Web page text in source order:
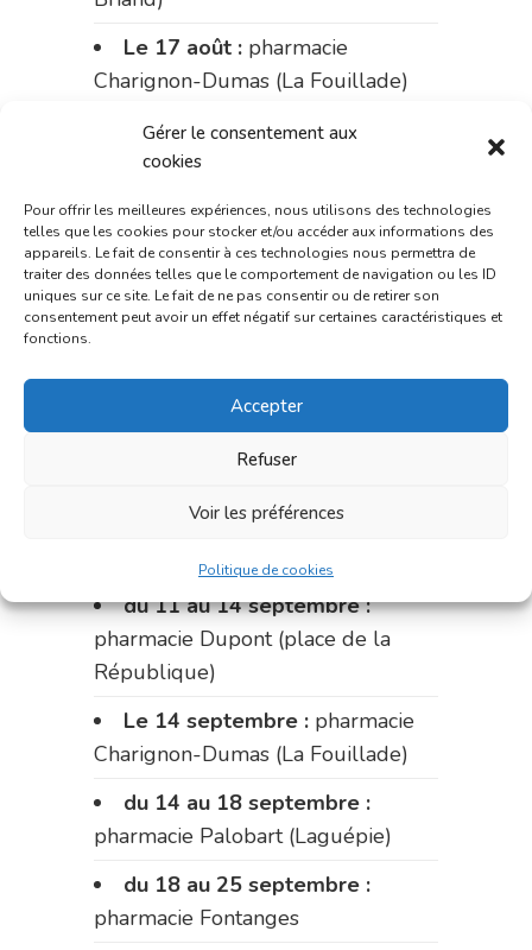
Gérer le consentement aux
cookies
Pour offrir les meilleures expériences, nous utilisons des technologies
telles que les cookies pour stocker et/ou accéder aux informations des
appareils. Le fait de consentir à ces technologies nous permettra de
traiter des données telles que le comportement de navigation ou les ID
uniques sur ce site. Le fait de ne pas consentir ou de retirer son
consentement peut avoir un effet négatif sur certaines caractéristiques et
fonctions.
Accepter
Refuser
Voir les préférences
Politique de cookies
Le 17 août : pharmacie
Charignon-Dumas (La Fouillade)
du 17 au 21 août :pharmacie
Palobart (Laguépie)
du 21 au 28 août :pharmacie
Dupont (place de la République)
du 28 au 31 août :pharmacie
Bonnemaire (rue Saint-Jacques)
Du 31 août au 4 septembre :
pharmacie Charignon-Dumas (La
Fouillade)
pharmacie Carnus (rue Marcellin-
du 11 au 14 septembre :
pharmacie Dupont (place de la
République)
Le 14 septembre : pharmacie
Charignon-Dumas (La Fouillade)
du 14 au 18 septembre :
pharmacie Palobart (Laguépie)
du 18 au 25 septembre :
pharmacie Fontanges